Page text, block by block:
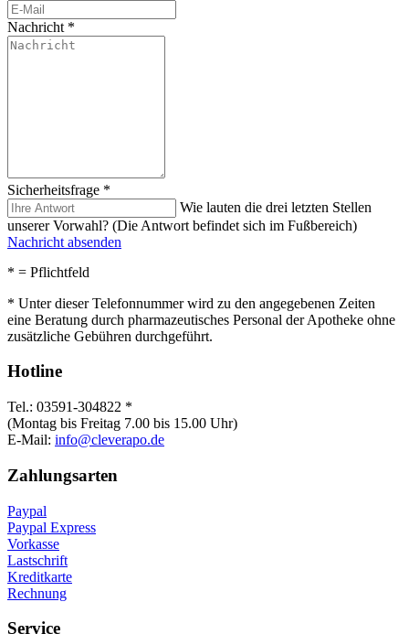
Nachricht *
Sicherheitsfrage *
Wie lauten die drei letzten Stellen
unserer Vorwahl? (Die Antwort befindet sich im Fußbereich)
Nachricht absenden
* = Pflichtfeld
* Unter dieser Telefonnummer wird zu den angegebenen Zeiten
eine Beratung durch pharmazeutisches Personal der Apotheke ohne
zusätzliche Gebühren durchgeführt.
Hotline
Tel.: 03591-304822 *
(Montag bis Freitag 7.00 bis 15.00 Uhr)
E-Mail: info@cleverapo.de
Zahlungsarten
Paypal
Paypal Express
Vorkasse
Lastschrift
Kreditkarte
Rechnung
Service